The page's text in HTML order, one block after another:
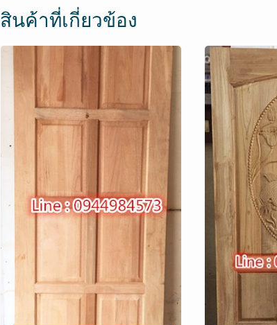
สินค้าที่เกี่ยวข้อง